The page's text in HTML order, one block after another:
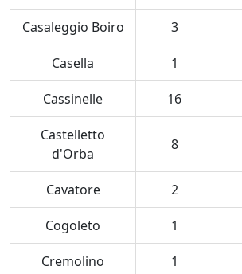
Casaleggio Boiro 3
Casella 1
Cassinelle 16
Castelletto
d'Orba
8
Cavatore 2
Cogoleto 1
Cremolino 1